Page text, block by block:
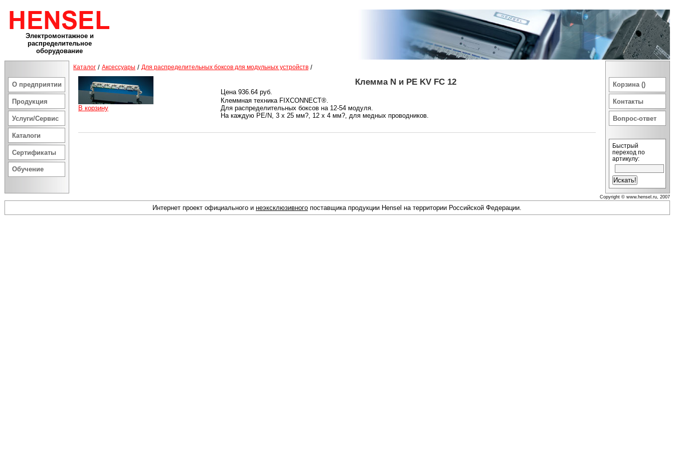
Электромонтажное и
распределительное
оборудование
О предприятии
Продукция
Услуги/Сервис
Каталоги
Сертификаты
Обучение
Каталог / Аксессуары / Для распределительных боксов для модульных устройств /
В корзину
Клемма N и PE KV FC 12
Цена 936.64 руб.
Клеммная техника FIXCONNECT®.
Для распределительных боксов на 12-54 модуля.
На каждую PE/N, 3 х 25 мм?, 12 x 4 мм?, для медных проводников.
Корзина ()
Контакты
Вопрос-ответ
Быстрый
переход по
артикулу:
Copyright © www.hensel.ru, 2007
Интернет проект официального и неэксклюзивного поставщика продукции Hensel на территории Российской Федерации.